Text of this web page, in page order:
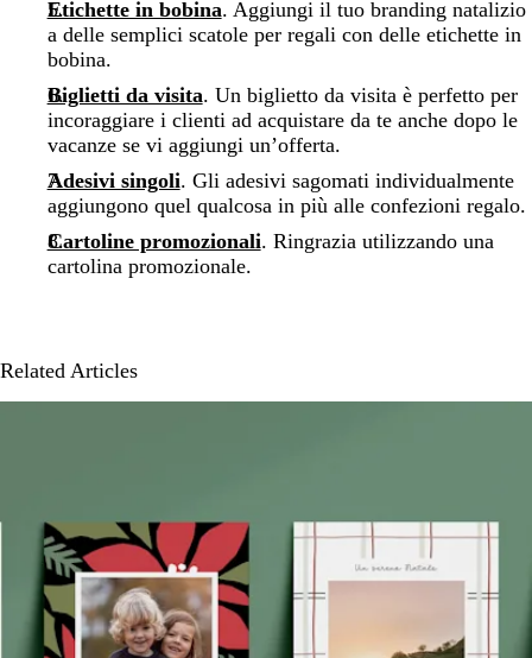
Etichette in bobina. Aggiungi il tuo branding natalizio
a delle semplici scatole per regali con delle etichette in
bobina.
Biglietti da visita. Un biglietto da visita è perfetto per
incoraggiare i clienti ad acquistare da te anche dopo le
vacanze se vi aggiungi un’offerta.
Adesivi singoli. Gli adesivi sagomati individualmente
aggiungono quel qualcosa in più alle confezioni regalo.
Cartoline promozionali. Ringrazia utilizzando una
cartolina promozionale.
Related Articles